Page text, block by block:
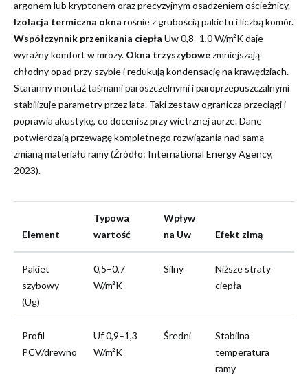
argonem lub kryptonem oraz precyzyjnym osadzeniem ościeżnicy.
Izolacja termiczna okna rośnie z grubością pakietu i liczbą komór.
Współczynnik przenikania ciepła Uw 0,8–1,0 W/m²K daje
wyraźny komfort w mrozy. Okna trzyszybowezmniejszają
chłodny opad przy szybie i redukują kondensację na krawędziach.
Staranny montaż taśmami paroszczelnymi i paroprzepuszczalnymi
stabilizuje parametry przez lata. Taki zestaw ogranicza przeciągi i
poprawia akustykę, co docenisz przy wietrznej aurze. Dane
potwierdzają przewagę kompletnego rozwiązania nad samą
zmianą materiału ramy (Źródło: International Energy Agency,
2023).
Element
Typowa
wartość
Wpływ
na Uw
Efekt zimą
Pakiet
szybowy
(Ug)
0,5–0,7
W/m²K
Silny
Niższe straty
ciepła
Profil
PCV/drewno
Uf 0,9–1,3
W/m²K
Średni
Stabilna
temperatura
ramy